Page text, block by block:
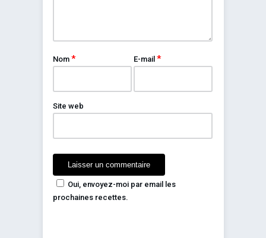
Nom * E-mail*
Site web
Oui, envoyez-moi par email les
prochaines recettes.